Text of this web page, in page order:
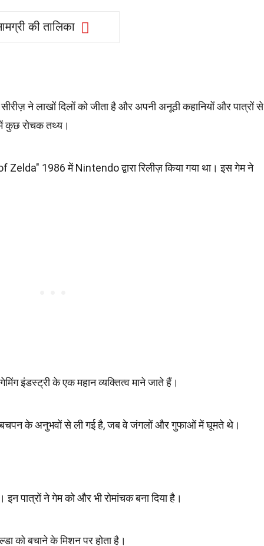
की तालिका
ने लाखों दिलों को जीता है और अपनी अनूठी कहानियों और पात्रों से
कुछ रोचक तथ्य।
1986 में Nintendo द्वारा रिलीज़ किया गया था। इस गेम ने
इंडस्ट्री के एक महान व्यक्तित्व माने जाते हैं।
के बचपन के अनुभवों से ली गई है, जब वे जंगलों और गुफाओं में घूमते थे।
पात्रों ने गेम को और भी रोमांचक बना दिया है।
को बचाने के मिशन पर होता है।